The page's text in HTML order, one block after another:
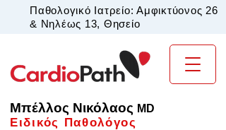
Παθολογικό Ιατρείο: Αμφικτύονος 26
& Νηλέως 13, Θησείο
Μπέλλος Νικόλαος MD
Ειδικός Παθολόγος